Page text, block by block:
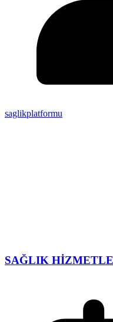
saglikplatformu
SAĞLIK